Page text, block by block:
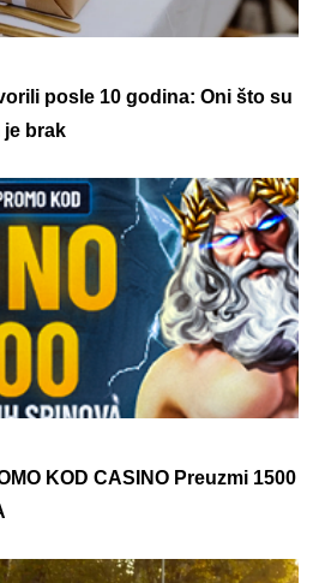
posle 10 godina: Oni što su
je brak
KOD CASINO Preuzmi 1500